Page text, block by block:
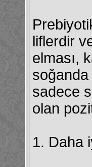
liflerdir
elması,
sadece
olan
1. Daha